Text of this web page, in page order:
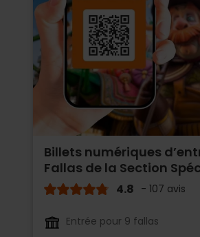
Billets numériques
Fallas de la Section
4.8 - 107 avis
Entrée pour 9 fallas